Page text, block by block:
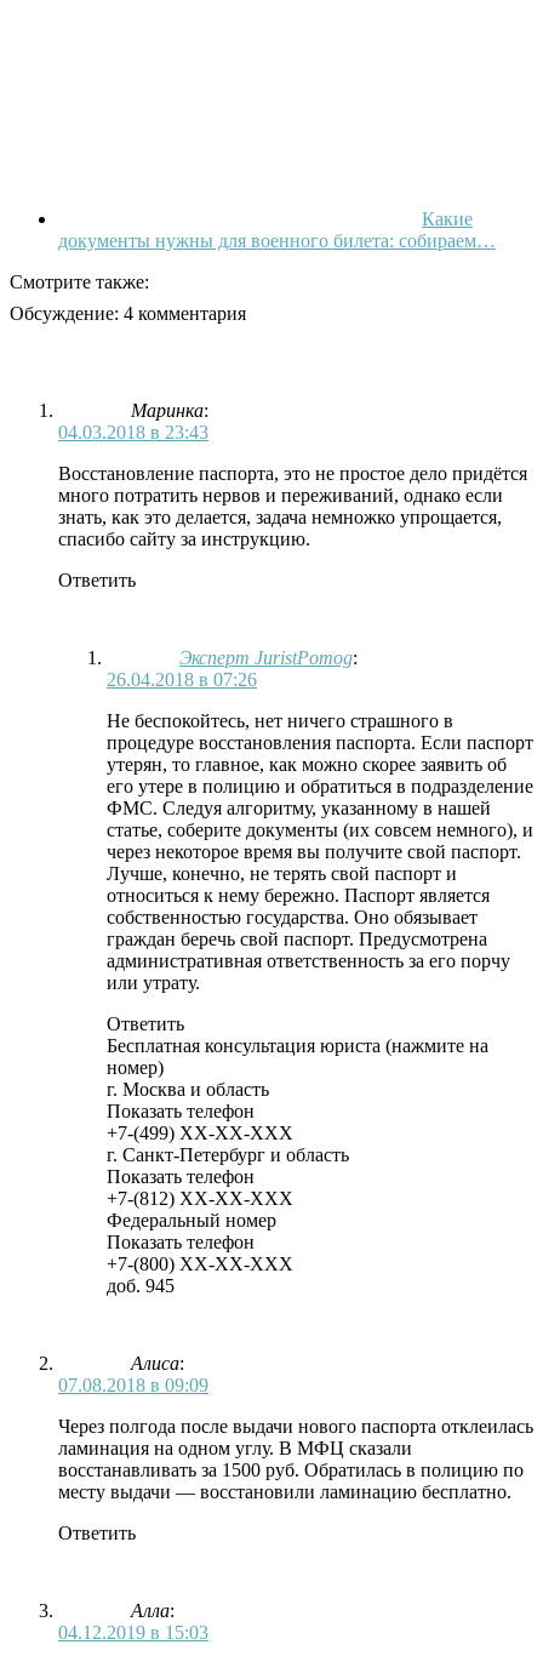
Какие
документы нужны для военного билета: собираем…
Смотрите также:
Обсуждение: 4 комментария
Маринка:
04.03.2018 в 23:43
Восстановление паспорта, это не простое дело придётся
много потратить нервов и переживаний, однако если
знать, как это делается, задача немножко упрощается,
спасибо сайту за инструкцию.
Ответить
Эксперт JuristPomog:
26.04.2018 в 07:26
Не беспокойтесь, нет ничего страшного в
процедуре восстановления паспорта. Если паспорт
утерян, то главное, как можно скорее заявить об
его утере в полицию и обратиться в подразделение
ФМС. Следуя алгоритму, указанному в нашей
статье, соберите документы (их совсем немного), и
через некоторое время вы получите свой паспорт.
Лучше, конечно, не терять свой паспорт и
относиться к нему бережно. Паспорт является
собственностью государства. Оно обязывает
граждан беречь свой паспорт. Предусмотрена
административная ответственность за его порчу
или утрату.
Ответить
Бесплатная консультация юриста (нажмите на
номер)
г. Москва и область
Показать телефон
+7-(499) XX-XX-XXX
г. Санкт-Петербург и область
Показать телефон
+7-(812) XX-XX-XXX
Федеральный номер
Показать телефон
+7-(800) XX-XX-XXX
доб. 945
Алиса:
07.08.2018 в 09:09
Через полгода после выдачи нового паспорта отклеилась
ламинация на одном углу. В МФЦ сказали
восстанавливать за 1500 руб. Обратилась в полицию по
месту выдачи — восстановили ламинацию бесплатно.
Ответить
Алла:
04.12.2019 в 15:03